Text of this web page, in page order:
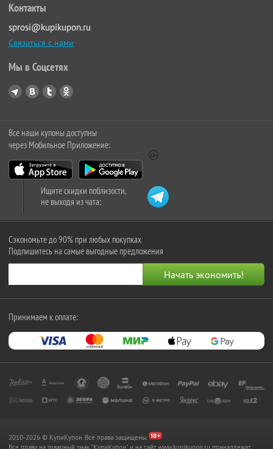
Контакты
sprosi@kupikupon.ru
Связаться с нами
Мы в Соцсетях
Все наши купоны доступны
через Мобильное Приложение:
Ищите скидки поблизости,
не выходя из чата:
Сэкономьте до 90% при любых покупках
Подпишитесь на самые выгодные предложения
Принимаем к оплате:
2010-2026 © КупиКупон. Все права защищены.
Все права на товарный знак "КупиКупон" и на сайт www.kupikupon.ru принадлежат